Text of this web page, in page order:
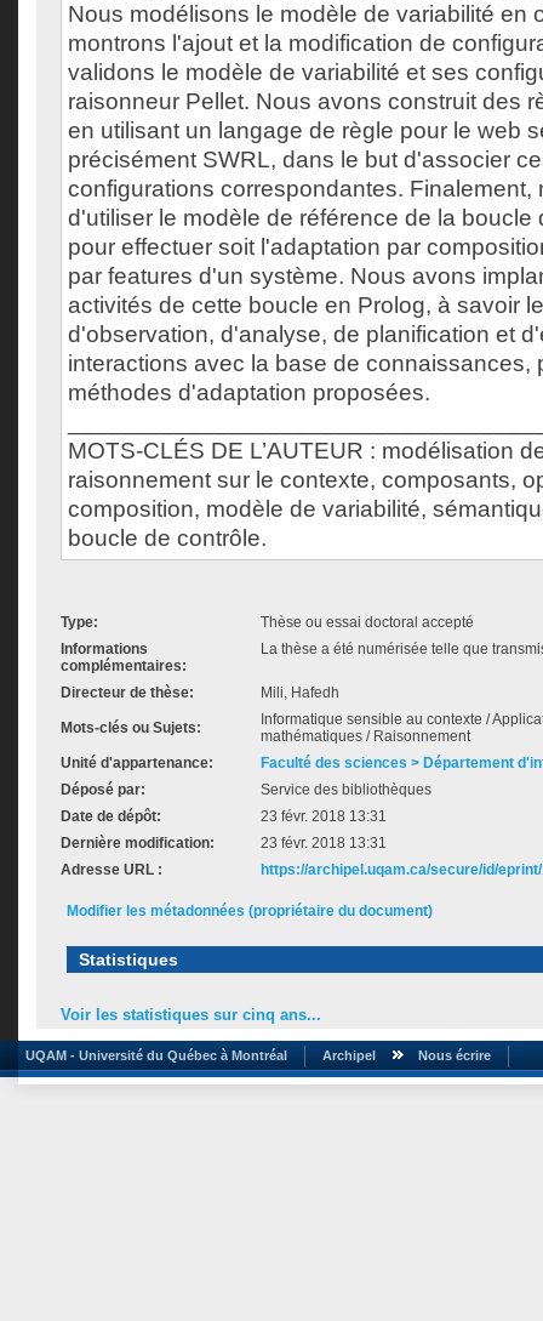
Nous modélisons le modèle de variabilité en
montrons l'ajout et la modification de
validons le modèle de variabilité et ses
raisonneur Pellet. Nous avons construit des
en utilisant un langage de règle pour le web
précisément SWRL, dans le but d'associer
configurations correspondantes. Finalement,
d'utiliser le modèle de référence de la boucle
pour effectuer soit l'adaptation par
par features d'un système. Nous avons
activités de cette boucle en Prolog, à savoir
d'observation, d'analyse, de planification et
interactions avec la base de connaissances,
méthodes d'adaptation proposées.
MOTS-CLÉS DE L’AUTEUR : modélisation
raisonnement sur le contexte, composants,
composition, modèle de variabilité,
boucle de contrôle.
Type:
Thèse ou essai doctoral accepté
Informations
complémentaires:
La thèse a été numérisée telle que
Directeur de thèse: Mili, Hafedh
Mots-clés ou Sujets:
Informatique sensible au contexte /
mathématiques / Raisonnement
Unité d'appartenance:
Faculté des sciences > Département
Déposé par:
Service des bibliothèques
Date de dépôt:
23 févr. 2018 13:31
Dernière modification:
23 févr. 2018 13:31
Adresse URL :
https://archipel.uqam.ca/secure/id/
Modifier les métadonnées (propriétaire du document)
Statistiques
Voir les statistiques sur cinq ans...
UQAM - Université du Québec à Montréal Archipel Nous écrire